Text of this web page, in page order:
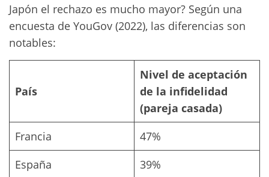
Japón el rechazo es mucho mayor? Según una
encuesta de YouGov (2022), las diferencias son
notables:
País
Nivel de aceptación
de la infidelidad
(pareja casada)
Francia
47%
España
39%